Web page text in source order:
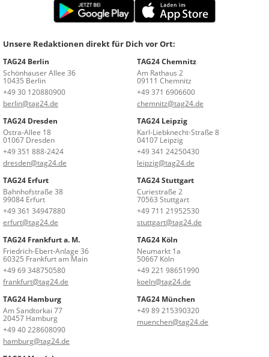
Unsere Redaktionen direkt für Dich vor Ort:
TAG24 Berlin
Schönhauser Allee 36
10435 Berlin
+49 30 120880900
berlin@tag24.de
TAG24 Chemnitz
Am Rathaus 2
09111 Chemnitz
+49 371 6906600
chemnitz@tag24.de
TAG24 Dresden
Ostra-Allee 18
01067 Dresden
+49 351 888-2424
dresden@tag24.de
TAG24 Leipzig
Karl-Liebknecht-Straße 8
04107 Leipzig
+49 341 24250430
leipzig@tag24.de
TAG24 Erfurt
Bahnhofstraße 38
99084 Erfurt
+49 361 34947880
erfurt@tag24.de
TAG24 Stuttgart
Curiestraße 2
70563 Stuttgart
+49 711 21952530
stuttgart@tag24.de
TAG24 Frankfurt a. M.
Friedrich-Ebert-Anlage 36
60325 Frankfurt am Main
+49 69 348750580
frankfurt@tag24.de
TAG24 Köln
Neumarkt 1a
50667 Köln
+49 221 98651990
koeln@tag24.de
TAG24 Hamburg
Am Sandtorkai 77
20457 Hamburg
+49 40 228608090
hamburg@tag24.de
TAG24 München
+49 89 215390320
muenchen@tag24.de